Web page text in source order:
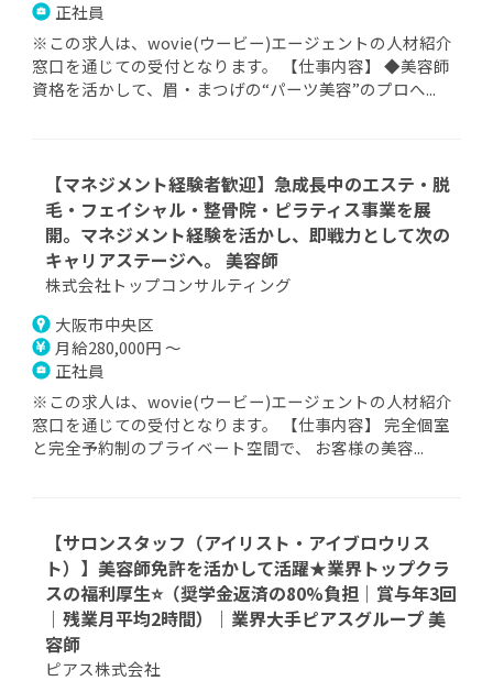
正社員
※この求人は、wovie(ウービー)エージェントの人材紹介
窓口を通じての受付となります。 【仕事内容】 ◆美容師
資格を活かして、眉・まつげの“パーツ美容”のプロへ...
【マネジメント経験者歓迎】急成長中のエステ・脱
毛・フェイシャル・整骨院・ピラティス事業を展
開。マネジメント経験を活かし、即戦力として次の
キャリアステージへ。 美容師
株式会社トップコンサルティング
大阪市中央区
月給280,000円 ～
正社員
※この求人は、wovie(ウービー)エージェントの人材紹介
窓口を通じての受付となります。 【仕事内容】 完全個室
と完全予約制のプライベート空間で、 お客様の美容...
【サロンスタッフ（アイリスト・アイブロウリス
ト）】美容師免許を活かして活躍★業界トップクラ
スの福利厚生⭐（奨学金返済の80%負担｜賞与年3回
｜残業月平均2時間）｜業界大手ピアスグループ 美
容師
ピアス株式会社